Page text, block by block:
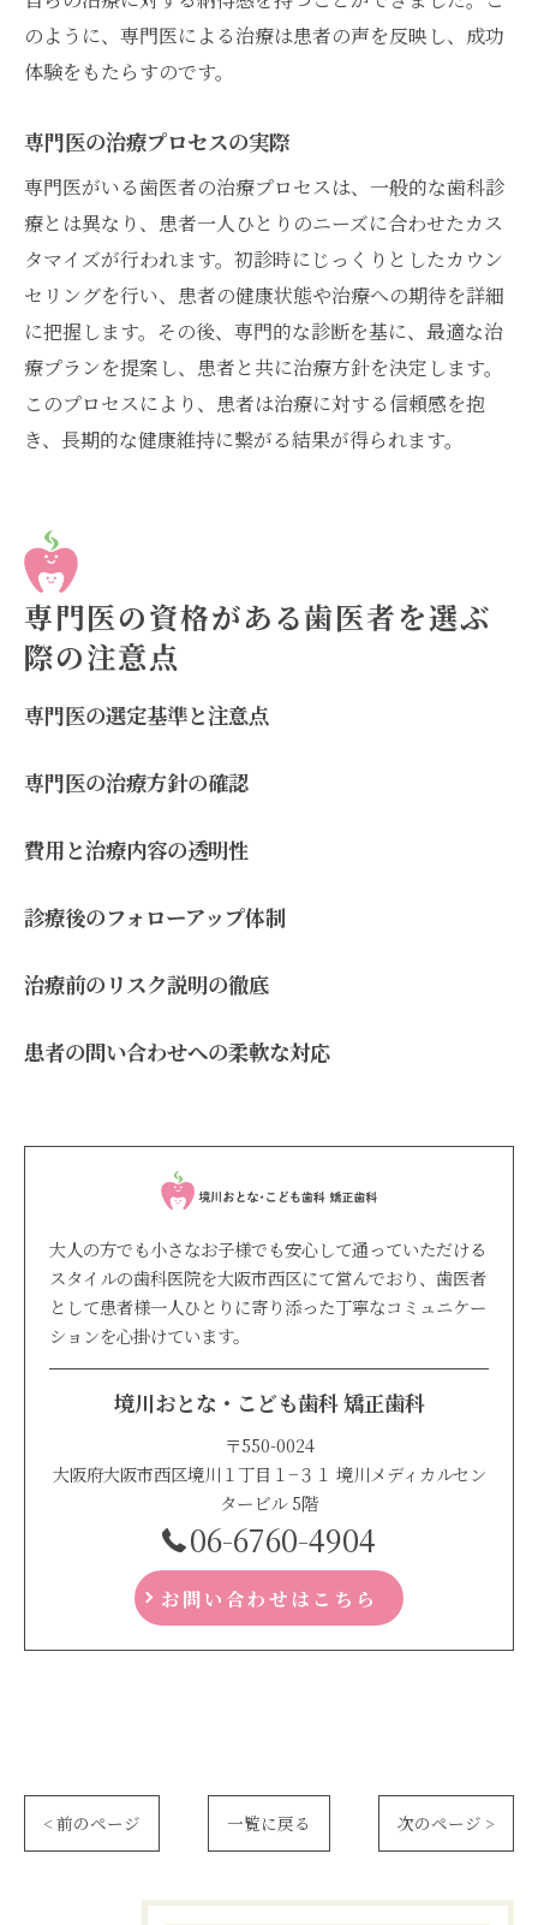
のように、専門医による治療は患者の声を反映し、成功
体験をもたらすのです。
専門医の治療プロセスの実際
専門医がいる歯医者の治療プロセスは、一般的な歯科診
療とは異なり、患者一人ひとりのニーズに合わせたカス
タマイズが行われます。初診時にじっくりとしたカウン
セリングを行い、患者の健康状態や治療への期待を詳細
に把握します。その後、専門的な診断を基に、最適な治
療プランを提案し、患者と共に治療方針を決定します。
このプロセスにより、患者は治療に対する信頼感を抱
き、長期的な健康維持に繋がる結果が得られます。
専門医の資格がある歯医者を選ぶ
際の注意点
専門医の選定基準と注意点
専門医の治療方針の確認
費用と治療内容の透明性
診療後のフォローアップ体制
治療前のリスク説明の徹底
患者の問い合わせへの柔軟な対応
大人の方でも小さなお子様でも安心して通っていただける
スタイルの歯科医院を大阪市西区にて営んでおり、歯医者
として患者様一人ひとりに寄り添った丁寧なコミュニケー
ションを心掛けています。
境川おとな・こども歯科 矯正歯科
〒550-0024
大阪府大阪市西区境川１丁目１−３１ 境川メディカルセン
タービル 5階
06-6760-4904
お問い合わせはこちら
< 前のページ 一覧に戻る 次のページ >